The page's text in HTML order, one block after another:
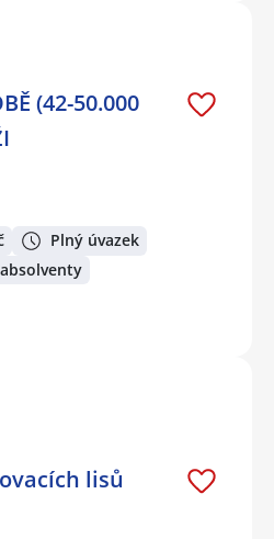
(42-50.000
Plný úvazek
lisů